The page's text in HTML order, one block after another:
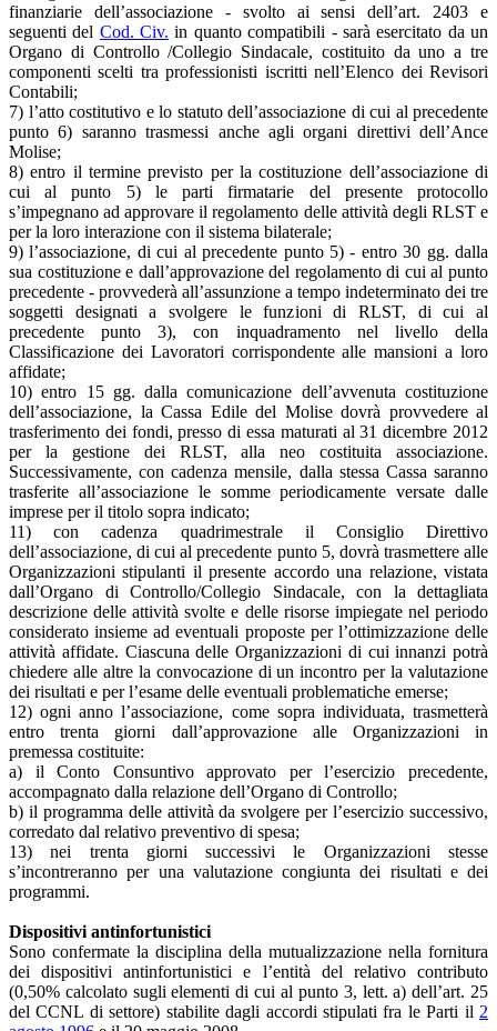
finanziarie dell’associazione - svolto ai sensi dell’art. 2403 e
seguenti del Cod. Civ. in quanto compatibili - sarà esercitato da un
Organo di Controllo /Collegio Sindacale, costituito da uno a tre
componenti scelti tra professionisti iscritti nell’Elenco dei Revisori
Contabili;
7) l’atto costitutivo e lo statuto dell’associazione di cui al precedente
punto 6) saranno trasmessi anche agli organi direttivi dell’Ance
Molise;
8) entro il termine previsto per la costituzione dell’associazione di
cui al punto 5) le parti firmatarie del presente protocollo
s’impegnano ad approvare il regolamento delle attività degli RLST e
per la loro interazione con il sistema bilaterale;
9) l’associazione, di cui al precedente punto 5) - entro 30 gg. dalla
sua costituzione e dall’approvazione del regolamento di cui al punto
precedente - provvederà all’assunzione a tempo indeterminato dei tre
soggetti designati a svolgere le funzioni di RLST, di cui al
precedente punto 3), con inquadramento nel livello della
Classificazione dei Lavoratori corrispondente alle mansioni a loro
affidate;
10) entro 15 gg. dalla comunicazione dell’avvenuta costituzione
dell’associazione, la Cassa Edile del Molise dovrà provvedere al
trasferimento dei fondi, presso di essa maturati al 31 dicembre 2012
per la gestione dei RLST, alla neo costituita associazione.
Successivamente, con cadenza mensile, dalla stessa Cassa saranno
trasferite all’associazione le somme periodicamente versate dalle
imprese per il titolo sopra indicato;
11) con cadenza quadrimestrale il Consiglio Direttivo
dell’associazione, di cui al precedente punto 5, dovrà trasmettere alle
Organizzazioni stipulanti il presente accordo una relazione, vistata
dall’Organo di Controllo/Collegio Sindacale, con la dettagliata
descrizione delle attività svolte e delle risorse impiegate nel periodo
considerato insieme ad eventuali proposte per l’ottimizzazione delle
attività affidate. Ciascuna delle Organizzazioni di cui innanzi potrà
chiedere alle altre la convocazione di un incontro per la valutazione
dei risultati e per l’esame delle eventuali problematiche emerse;
12) ogni anno l’associazione, come sopra individuata, trasmetterà
entro trenta giorni dall’approvazione alle Organizzazioni in
premessa costituite:
a) il Conto Consuntivo approvato per l’esercizio precedente,
accompagnato dalla relazione dell’Organo di Controllo;
b) il programma delle attività da svolgere per l’esercizio successivo,
corredato dal relativo preventivo di spesa;
13) nei trenta giorni successivi le Organizzazioni stesse
s’incontreranno per una valutazione congiunta dei risultati e dei
programmi.
Dispositivi antinfortunistici
Sono confermate la disciplina della mutualizzazione nella fornitura
dei dispositivi antinfortunistici e l’entità del relativo contributo
(0,50% calcolato sugli elementi di cui al punto 3, lett. a) dell’art. 25
del CCNL di settore) stabilite dagli accordi stipulati fra le Parti il 2